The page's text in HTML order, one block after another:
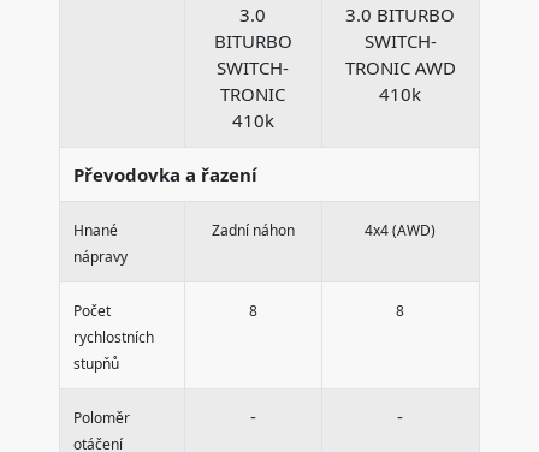
3.0
BITURBO
SWITCH-
TRONIC
410k
3.0 BITURBO
SWITCH-
TRONIC AWD
410k
Převodovka a řazení
Hnané
nápravy
Zadní náhon 4x4 (AWD)
Počet
rychlostních
stupňů
8 8
Poloměr
otáčení
- -